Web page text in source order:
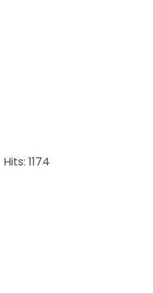
Hits: 1174